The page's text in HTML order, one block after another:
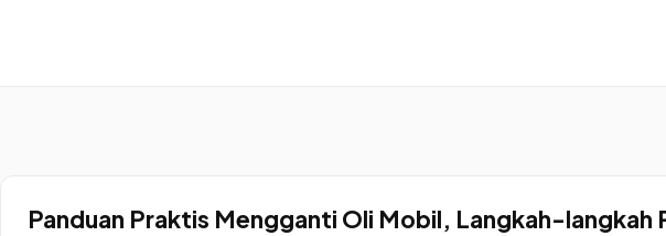
Panduan Praktis Mengganti Oli Mobil, Langkah-langkah